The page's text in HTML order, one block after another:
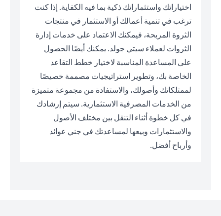
اختياراتك واستثماراتك ذكية بما فيه الكفاية. إذا كنت
ترغب في تنمية أعمالك أو الاستثمار في منتجات
الثروة المربحة، فيمكنك الاعتماد على خدمات إدارة
الثروات لعملاء سيتي جولد. يمكنك أيضًا الحصول
على المساعدة المناسبة لاختيار خطط التقاعد
الخاصة بك، وتطوير استراتيجيات مصممة خصيصًا
لممتلكاتك وأصولك، والاستفادة من مجموعة متميزة
من الخدمات المصرفية الاستثمارية. سيتم إرشادك
في كل خطوة أثناء التنقل بين مختلف الأصول
والاستثمارات وبيعها لمساعدتك في جني عوائد
وأرباح أفضل.